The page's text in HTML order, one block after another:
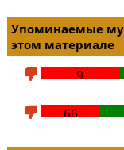
Упоминаемые
этом материале
9
66